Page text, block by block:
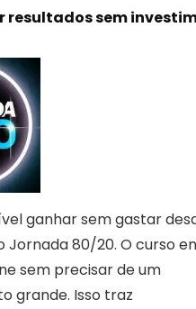
resultados sem
ganhar sem gastar
Jornada 80/20. O curso
sem precisar de um
grande. Isso traz